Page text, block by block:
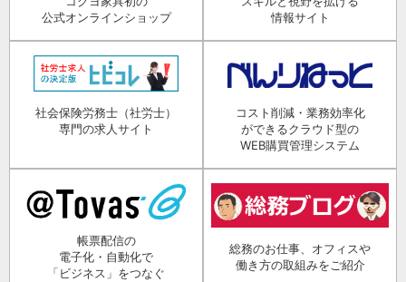
公式オンラインショップ
情報サイト
社会保険労務士（社労士）
専門の求人サイト
コスト削減・業務効率化
ができるクラウド型の
WEB購買管理システム
帳票配信の
電子化・自動化で
「ビジネス」をつなぐ
総務のお仕事、オフィスや
働き方の取組みをご紹介